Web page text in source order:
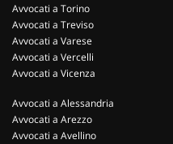
Avvocati a Torino
Avvocati a Treviso
Avvocati a Varese
Avvocati a Vercelli
Avvocati a Vicenza
Avvocati a Alessandria
Avvocati a Arezzo
Avvocati a Avellino